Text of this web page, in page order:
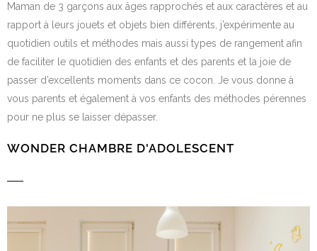
Maman de 3 garçons aux âges rapprochés et aux caractères et au
rapport à leurs jouets et objets bien différents, j’expérimente au
quotidien outils et méthodes mais aussi types de rangement afin
de faciliter le quotidien des enfants et des parents et la joie de
passer d’excellents moments dans ce cocon. Je vous donne à
vous parents et également à vos enfants des méthodes pérennes
pour ne plus se laisser dépasser.
WONDER CHAMBRE D'ADOLESCENT